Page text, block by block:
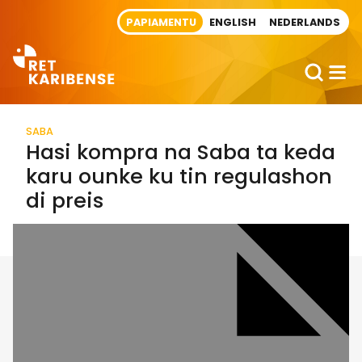
PAPIAMENTU ENGLISH NEDERLANDS
SABA
Hasi kompra na Saba ta keda
karu ounke ku tin regulashon
di preis